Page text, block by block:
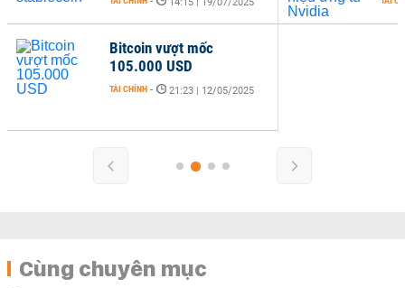
Bitcoin vượt mốc
105.000 USD
TÀI CHÍNH - 21:23 | 12/05/2025
Cùng chuyên mục